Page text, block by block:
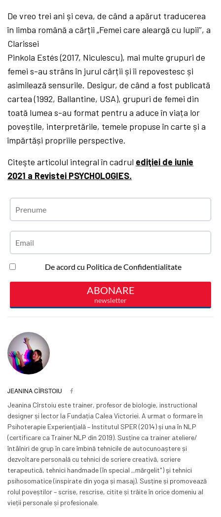
De vreo trei ani și ceva, de când a apărut traducerea
în limba română a cărții „Femei care aleargă cu lupii’’, a
Clarissei
Pinkola Estés (2017, Niculescu), mai multe grupuri de
femei s-au strâns în jurul cărții și îi repovestesc și
asimilează sensurile. Desigur, de când a fost publicată
cartea (1992, Ballantine, USA), grupuri de femei din
toată lumea s-au format pentru a aduce în viața lor
poveștile, interpretările, temele propuse în carte și a
împărtăși propriile perspective.
Citeşte articolul integral în cadrul ediţiei de iunie
2021 a Revistei PSYCHOLOGIES.
JEANINA CÎRSTOIU
Jeanina Cîrstoiu este trainer, profesor de biologie, instructional
designer și lector la Fundația Calea Victoriei. A urmat o formare în
Psihoterapie Experienţială – Institutul SPER (2014) și una în NLP
(certificare ca Trainer NLP din 2019). Susține ca trainer ateliere/
întâlniri de grup în care îmbină tehnicile de autocunoaștere și
dezvoltare personală cu tehnici de scriere creativă, scriere
terapeutică, tehnici handmade (în special ,,mărgelit") şi tehnici
psihosomatice (inspirate din yoga și masaj). Susține și promovează
rolul poveștilor – scrise, rescrise, citite și trăite în orice domeniu al
vieții personale și profesionale.